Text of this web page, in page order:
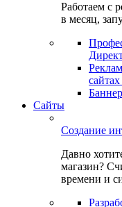
Работаем с
в месяц,
Сайты
Создание
Давно
магазин?
времени и